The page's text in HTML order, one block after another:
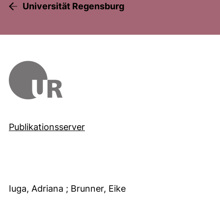
Universität Regensburg
Publikationsserver
Iuga, Adriana ; Brunner, Eike